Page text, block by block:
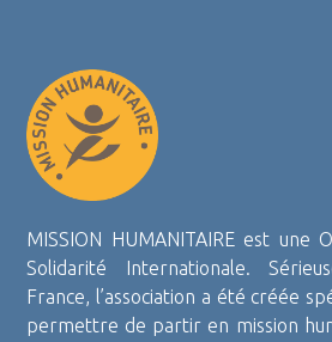
MISSION HUMANITAIRE est une
Solidarité Internationale.
France, l’association a été créée
permettre de partir en mission